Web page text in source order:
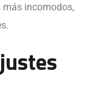
más incomodos,